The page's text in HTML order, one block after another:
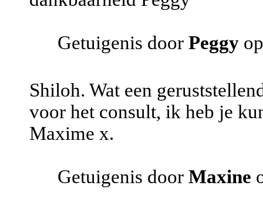
Getuigenis door Peggy
Shiloh. Wat een
voor het consult, ik heb je
Maxime x.
Getuigenis door Maxine